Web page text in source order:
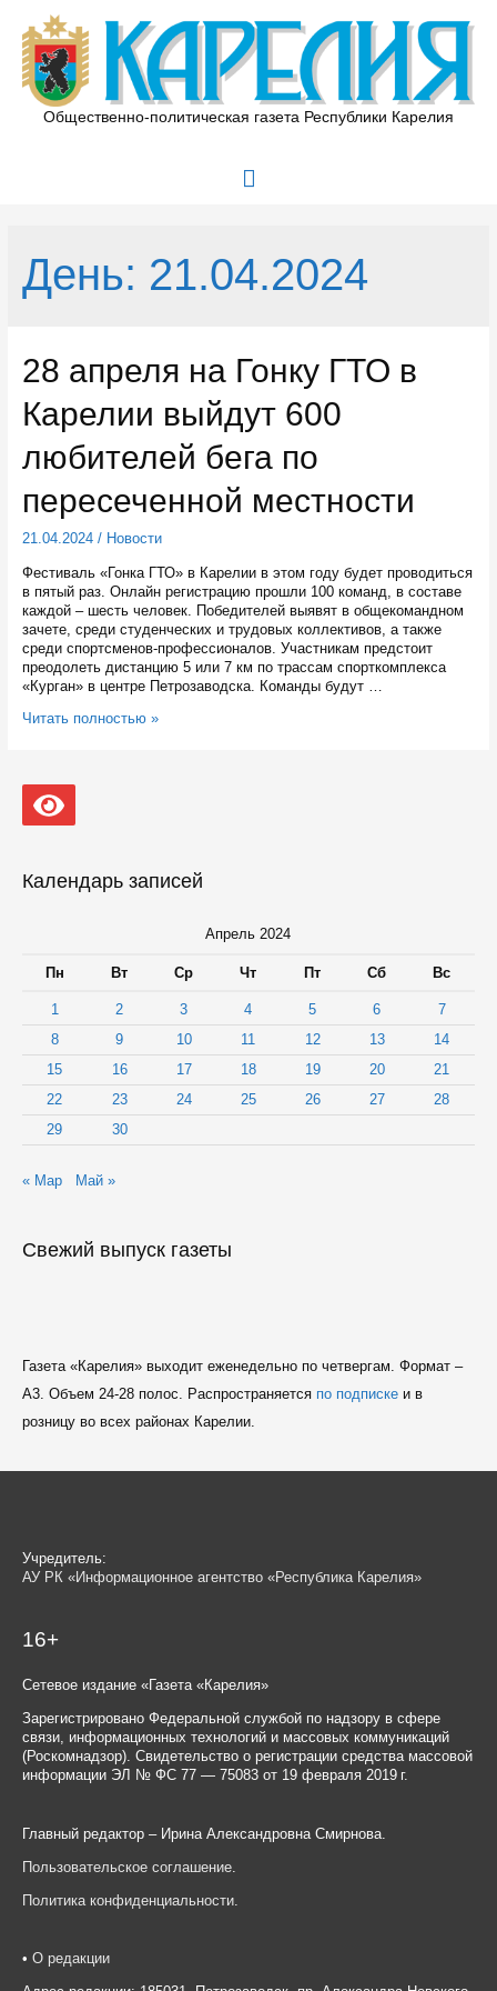
содержимому
Общественно-политическая газета Республики Карелия
Главное
День: 21.04.2024
28 апреля на Гонку ГТО в
Карелии выйдут 600
любителей бега по
пересеченной местности
21.04.2024/ Новости
Фестиваль «Гонка ГТО» в Карелии в этом году будет проводиться
в пятый раз. Онлайн регистрацию прошли 100 команд, в составе
каждой – шесть человек. Победителей выявят в общекомандном
зачете, среди студенческих и трудовых коллективов, а также
среди спортсменов-профессионалов. Участникам предстоит
преодолеть дистанцию 5 или 7 км по трассам спорткомплекса
«Курган» в центре Петрозаводска. Команды будут …
28
ГТО
Карелии
любителей
местности
Читать полностью »
Календарь записей
Апрель 2024
Пн Вт Ср Чт Пт Сб Вс
1 2 3 4 5 6
7
8
9 10 11 12 13
14
15
16 17 18 19 20
21
22
23 24 25 26 27
28
29
30
« Мар Май »
Свежий выпуск газеты
Газета «Карелия» выходит еженедельно по четвергам. Формат –
A3. Объем 24-28 полос. Распространяется по подпискеи в
розницу во всех районах Карелии.
Учредитель:
АУ РК «Информационное агентство «Республика Карелия»
16+
Сетевое издание «Газета «Карелия»
Зарегистрировано Федеральной службой по надзору в сфере
связи, информационных технологий и массовых коммуникаций
(Роскомнадзор). Свидетельство о регистрации средства массовой
информации ЭЛ № ФС 77 — 75083 от 19 февраля 2019 г.
Главный редактор – Ирина Александровна Смирнова.
Пользовательское соглашение
Политика конфиденциальности
• О редакции